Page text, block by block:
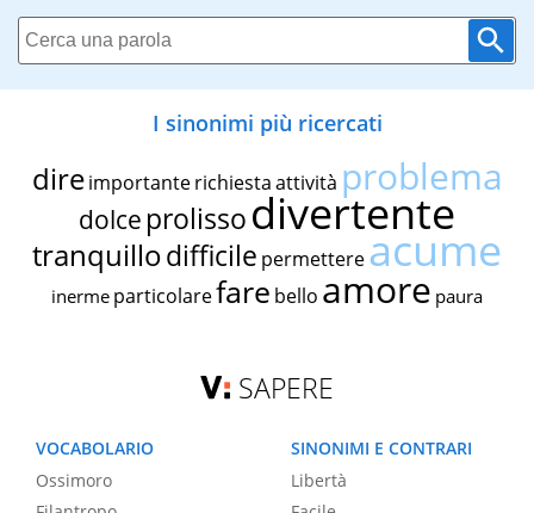
I sinonimi più ricercati
dire importante richiestaattività problema
dolce prolissodivertente
tranquillodifficile permettereacume
inerme particolarefare bello amore paura
SAPERE
VOCABOLARIO
Ossimoro
SINONIMI E CONTRARI
Libertà